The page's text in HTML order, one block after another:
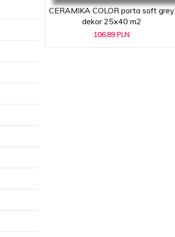
CERAMIKA COLOR porta soft grey
dekor 25x40 m2
106,89 PLN